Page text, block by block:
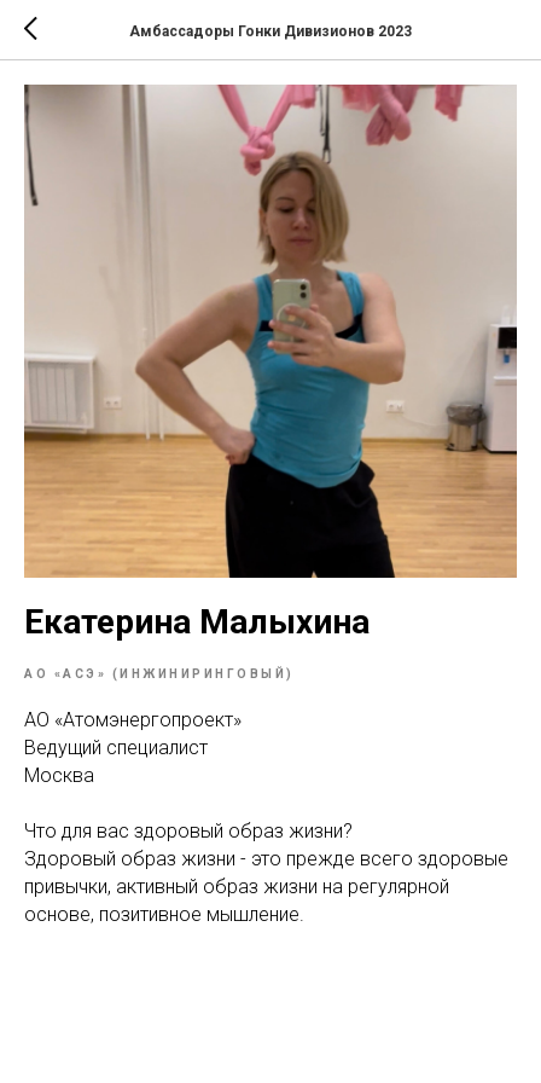
Амбассадоры Гонки Дивизионов 2023
Екатерина Малыхина
АО «АСЭ» (ИНЖИНИРИНГОВЫЙ)
АО «Атомэнергопроект»
Ведущий специалист
Москва
Что для вас здоровый образ жизни?
Здоровый образ жизни - это прежде всего здоровые
привычки, активный образ жизни на регулярной
основе, позитивное мышление.